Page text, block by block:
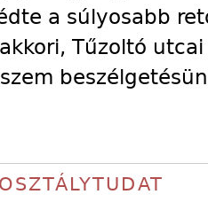
a súlyosabb
Tűzoltó